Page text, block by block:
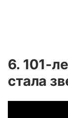
6. 101-
стала